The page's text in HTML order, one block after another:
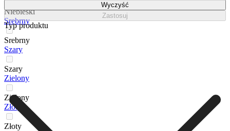
Niebieski
Srebrny
Srebrny
Szary
Szary
Zielony
Zielony
Złoty
Złoty
Wyczyść
Zastosuj
Typ produktu